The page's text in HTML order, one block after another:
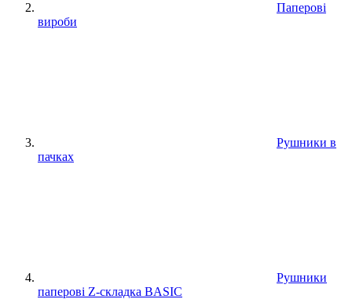
Паперові
вироби
Рушники в
пачках
Рушники
паперові Z-складка BASIC